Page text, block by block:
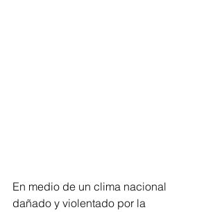
En medio de un clima nacional
dañado y violentado por la